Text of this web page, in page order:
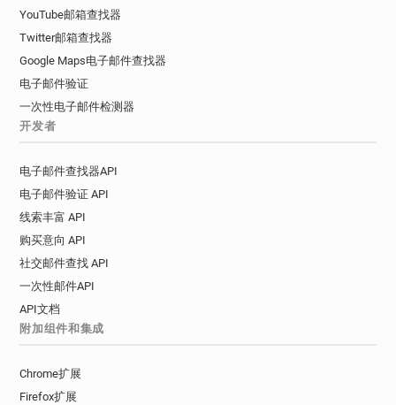
YouTube邮箱查找器
Twitter邮箱查找器
Google Maps电子邮件查找器
电子邮件验证
一次性电子邮件检测器
开发者
电子邮件查找器API
电子邮件验证 API
线索丰富 API
购买意向 API
社交邮件查找 API
一次性邮件API
API文档
附加组件和集成
Chrome扩展
Firefox扩展